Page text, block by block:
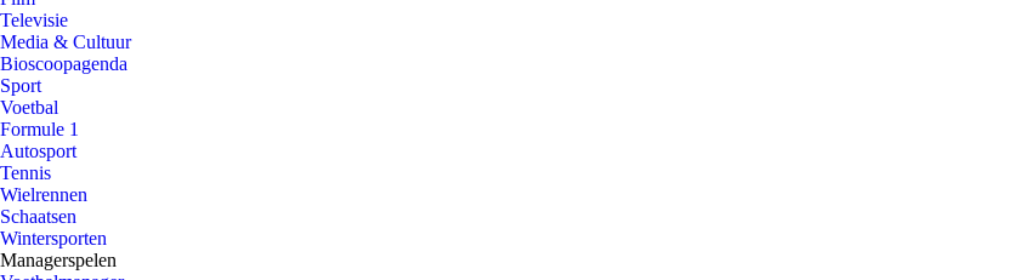
Televisie
Media & Cultuur
Bioscoopagenda
Sport
Voetbal
Formule 1
Autosport
Tennis
Wielrennen
Schaatsen
Wintersporten
Managerspelen